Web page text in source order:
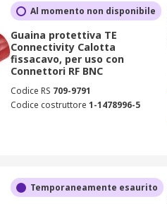
Al momento non disponibile
Guaina protettiva TE
Connectivity Calotta
fissacavo, per uso con
Connettori RF BNC
Codice RS 709-9791
Codice costruttore 1-1478996-5
Temporaneamente esaurito